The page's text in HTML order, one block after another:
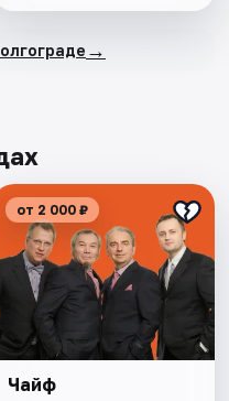
→
от 2 000 ₽
Чайф